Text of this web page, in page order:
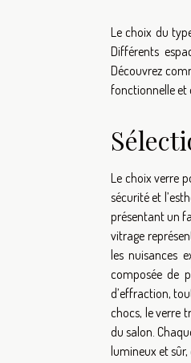
Le choix du
Différents
Découvrez
fonctionnelle et
Le choix verre
sécurité et
présentant un
vitrage
les nuisances
composée de
d’effraction,
chocs, le verre
du salon.
lumineux et